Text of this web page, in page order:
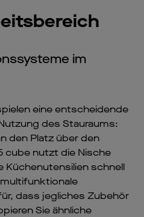
im
eine entscheidende
des Stauraums:
den Platz über den
cube nutzt die Nische
Küchenutensilien schnell
dass jegliches Zubehör
Sie ähnliche